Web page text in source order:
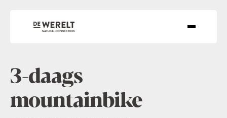
3-daags
mountainbike